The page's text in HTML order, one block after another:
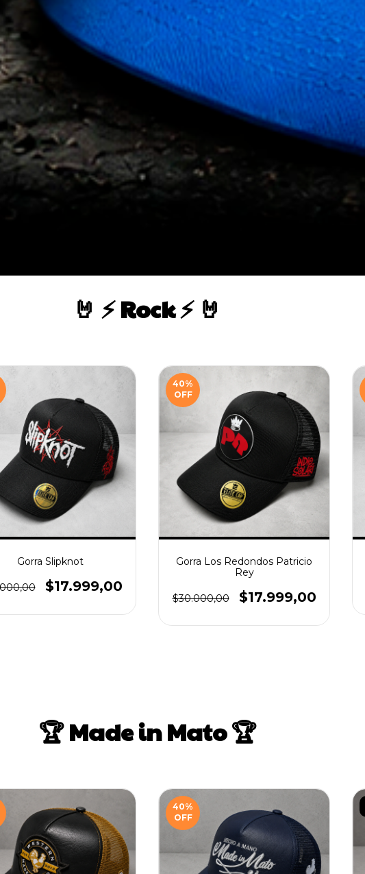
🤘 ⚡ Rock ⚡ 🤘
Gorra Slipknot
$17.999,00
40%
OFF
Gorra Los Redondos Patricio
Rey
$30.000,00 $17.999,00
🏆 Made in Mato 🏆
40%
OFF